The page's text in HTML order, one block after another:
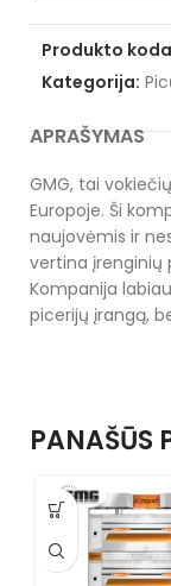
Produkto
Kategorija:
APRAŠYMAS
GMG, tai
Europoje. Ši
naujovėmis ir
vertina įrenginių
Kompanija
picerijų įrangą,
PANAŠŪS